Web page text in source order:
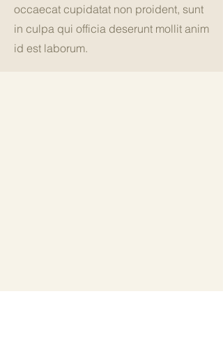
occaecat cupidatat non proident, sunt
in culpa qui officia deserunt mollit anim
id est laborum.